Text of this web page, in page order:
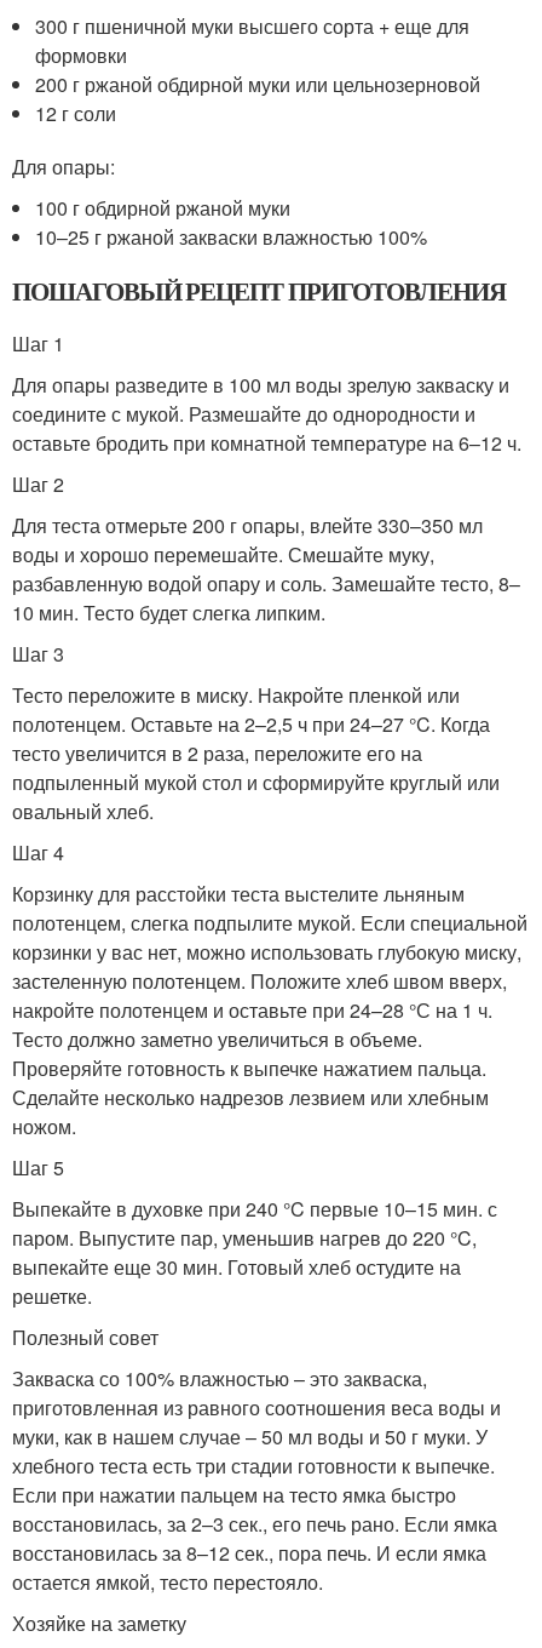
300 г пшеничной муки высшего сорта + еще для
формовки
200 г ржаной обдирной муки или цельнозерновой
12 г соли
Для опары:
100 г обдирной ржаной муки
10–25 г ржаной закваски влажностью 100%
ПОШАГОВЫЙ РЕЦЕПТ ПРИГОТОВЛЕНИЯ
Шаг 1
Для опары разведите в 100 мл воды зрелую закваску и
соедините с мукой. Размешайте до однородности и
оставьте бродить при комнатной температуре на 6–12 ч.
Шаг 2
Для теста отмерьте 200 г опары, влейте 330–350 мл
воды и хорошо перемешайте. Смешайте муку,
разбавленную водой опару и соль. Замешайте тесто, 8–
10 мин. Тесто будет слегка липким.
Шаг 3
Тесто переложите в миску. Накройте пленкой или
полотенцем. Оставьте на 2–2,5 ч при 24–27 °C. Когда
тесто увеличится в 2 раза, переложите его на
подпыленный мукой стол и сформируйте круглый или
овальный хлеб.
Шаг 4
Корзинку для расстойки теста выстелите льняным
полотенцем, слегка подпылите мукой. Если специальной
корзинки у вас нет, можно использовать глубокую миску,
застеленную полотенцем. Положите хлеб швом вверх,
накройте полотенцем и оставьте при 24–28 °С на 1 ч.
Тесто должно заметно увеличиться в объеме.
Проверяйте готовность к выпечке нажатием пальца.
Сделайте несколько надрезов лезвием или хлебным
ножом.
Шаг 5
Выпекайте в духовке при 240 °C первые 10–15 мин. с
паром. Выпустите пар, уменьшив нагрев до 220 °C,
выпекайте еще 30 мин. Готовый хлеб остудите на
решетке.
Полезный совет
Закваска со 100% влажностью – это закваска,
приготовленная из равного соотношения веса воды и
муки, как в нашем случае – 50 мл воды и 50 г муки. У
хлебного теста есть три стадии готовности к выпечке.
Если при нажатии пальцем на тесто ямка быстро
восстановилась, за 2–3 сек., его печь рано. Если ямка
восстановилась за 8–12 сек., пора печь. И если ямка
остается ямкой, тесто перестояло.
Хозяйке на заметку